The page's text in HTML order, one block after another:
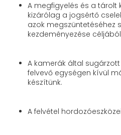
A megfigyelés és a tárolt
kizárólag a jogsértő
azok megszüntetéséhez
kezdeményezése
A kamerák által
felvevő egységen kívül
készítünk.
A felvétel